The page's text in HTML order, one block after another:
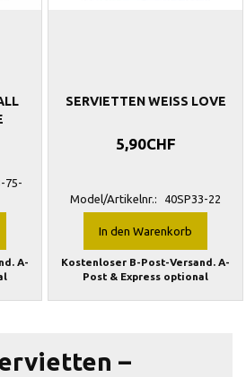
75-
A-
SERVIETTEN WEISS LOVE
5,90CHF
Model/Artikelnr.: 40SP33-22
In den Warenkorb
Kostenloser B-Post-Versand. A-
Post & Express optional
–